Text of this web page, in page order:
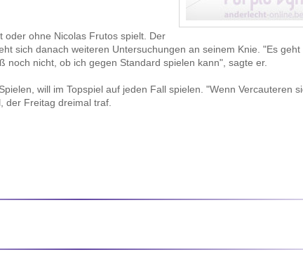
oder ohne Nicolas Frutos spielt. Der
sich danach weiteren Untersuchungen an seinem Knie. "Es geht
nicht, ob ich gegen Standard spielen kann", sagte er.
will im Topspiel auf jeden Fall spielen. "Wenn Vercauteren
der Freitag dreimal traf.